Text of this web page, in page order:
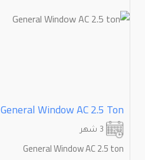
General Window AC 2.5 Ton
General Window AC 2.5 ton